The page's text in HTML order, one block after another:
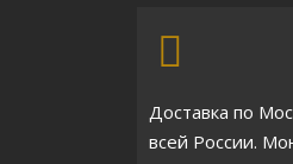
Доставка по
всей России.